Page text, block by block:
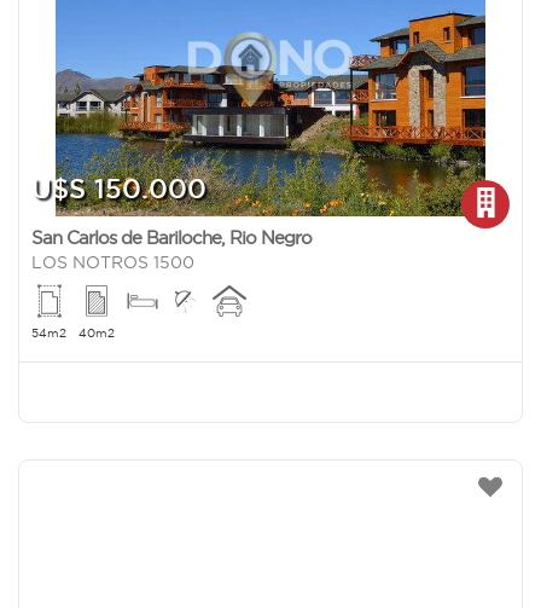
U$S 150.000
San Carlos de Bariloche, Rio Negro
LOS NOTROS 1500
54m2 40m2